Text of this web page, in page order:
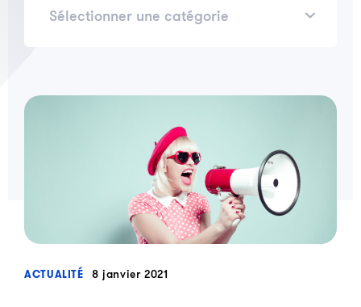
ACTUALITÉ 8 janvier 2021